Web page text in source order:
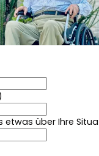
etwas über Ihre